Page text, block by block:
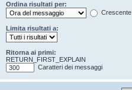
Ordina risultati per:
Crescente
Limita risultati a:
Ritorna ai primi:
RETURN_FIRST_EXPLAIN
Caratteri dei messaggi